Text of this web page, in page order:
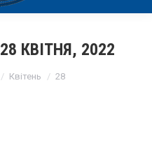
28 КВІТНЯ, 2022
Квітень 28